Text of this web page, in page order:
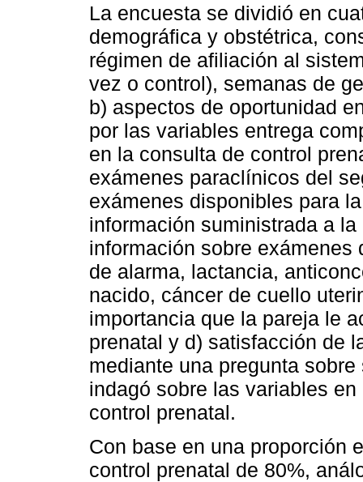
La encuesta se dividió en
demográfica y obstétrica,
régimen de afiliación al
vez o control), semanas de
b) aspectos de oportunidad
por las variables entrega
en la consulta de control
exámenes paraclínicos del
exámenes disponibles para
información suministrada a
información sobre exámenes
de alarma, lactancia,
nacido, cáncer de cuello
importancia que la pareja le
prenatal y d) satisfacción de
mediante una pregunta
indagó sobre las variables
control prenatal.
Con base en una proporción
control prenatal de 80%,